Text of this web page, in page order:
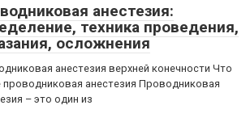
анестезия:
техника проведения,
осложнения
анестезия верхней конечности Что
проводниковая анестезия Проводниковая
– это один из